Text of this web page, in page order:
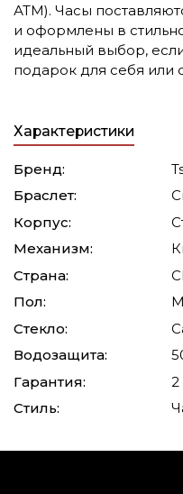
АТМ). Часы
и оформлены в
идеальный выбор,
подарок для себя или
Характеристики
Бренд:
Браслет:
Корпус:
Механизм:
Страна:
Пол:
Стекло:
Водозащита:
Гарантия:
2
Стиль: